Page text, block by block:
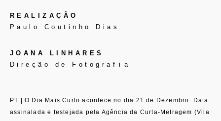
REALIZAÇÃO
Paulo Coutinho Dias
JOANA LINHARES
Direção de Fotogra f i a
PT | O Dia Mais Curto acontece no dia 21 de Dezembro. Data
assinalada e festejada pela Agência da Curta-Metragem (Vila